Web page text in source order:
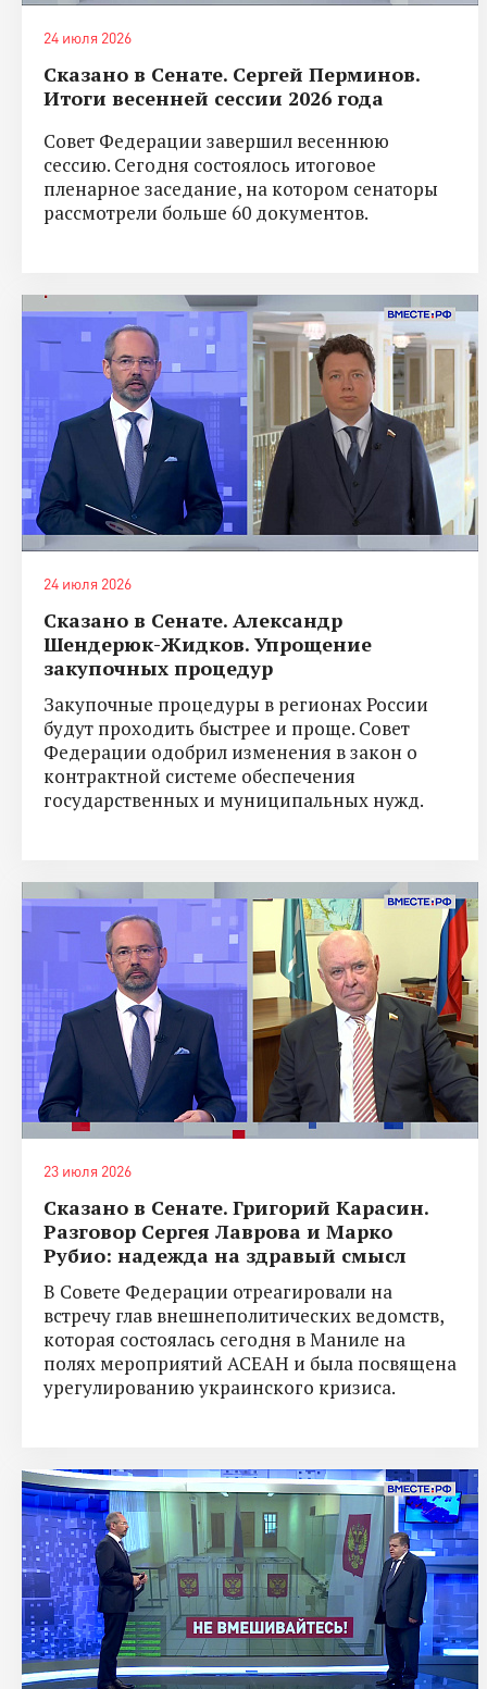
24 июля 2026
Сказано в Сенате. Сергей Перминов.
Итоги весенней сессии 2026 года
Совет Федерации завершил весеннюю
сессию. Сегодня состоялось итоговое
пленарное заседание, на котором сенаторы
рассмотрели больше 60 документов.
24 июля 2026
Сказано в Сенате. Александр
Шендерюк-Жидков. Упрощение
закупочных процедур
Закупочные процедуры в регионах России
будут проходить быстрее и проще. Совет
Федерации одобрил изменения в закон о
контрактной системе обеспечения
государственных и муниципальных нужд.
23 июля 2026
Сказано в Сенате. Григорий Карасин.
Разговор Сергея Лаврова и Марко
Рубио: надежда на здравый смысл
В Совете Федерации отреагировали на
встречу глав внешнеполитических ведомств,
которая состоялась сегодня в Маниле на
полях мероприятий АСЕАН и была посвящена
урегулированию украинского кризиса.